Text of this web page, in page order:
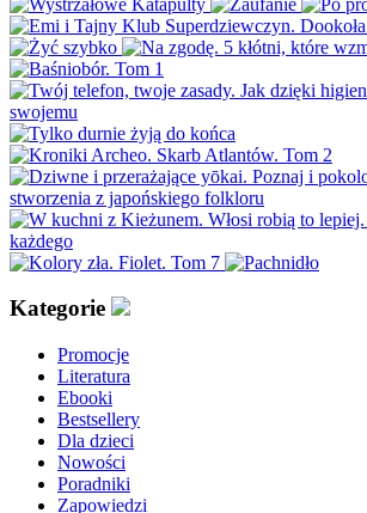
Kategorie
Promocje
Literatura
Ebooki
Bestsellery
Dla dzieci
Nowości
Poradniki
Zapowiedzi